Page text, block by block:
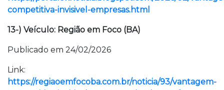
competitiva-invisivel-empresas.html
13-) Veículo: Região em Foco (BA)
Publicado em 24/02/2026
Link:
https://regiaoemfocoba.com.br/noticia/93/vantagem-